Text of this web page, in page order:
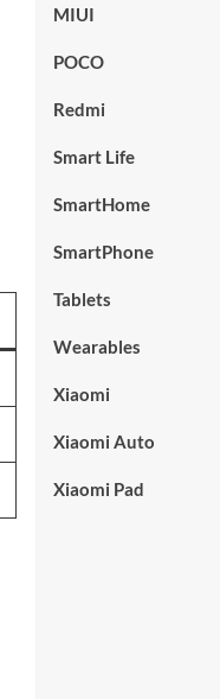
MIUI
POCO
Redmi
Smart Life
SmartHome
SmartPhone
Tablets
Wearables
Xiaomi
Xiaomi Auto
Xiaomi Pad